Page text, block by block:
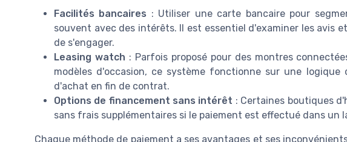
Facilités bancaires : Utiliser une carte bancaire pour
souvent avec des intérêts. Il est essentiel d'examiner les avis
de s'engager.
Leasing watch : Parfois proposé pour des montres
modèles d'occasion, ce système fonctionne sur une
d'achat en fin de contrat.
Options de financement sans intérêt : Certaines boutiques
sans frais supplémentaires si le paiement est effectué dans un
Chaque méthode de paiement a ses avantages et ses